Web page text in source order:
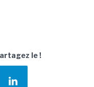
le !